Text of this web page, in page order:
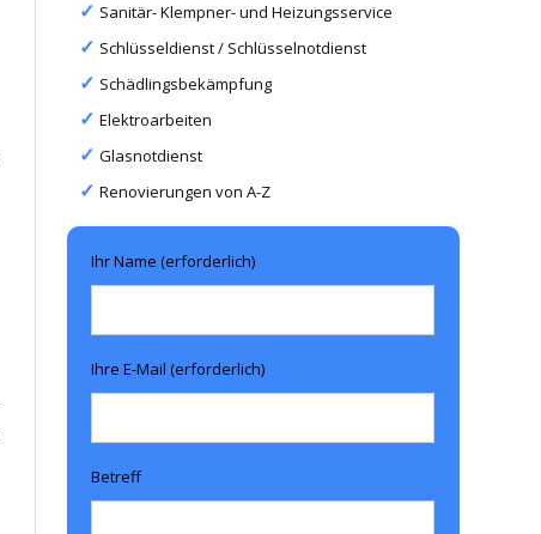
Sanitär- Klempner- und Heizungsservice
Schlüsseldienst / Schlüsselnotdienst
Schädlingsbekämpfung
Elektroarbeiten
Glasnotdienst
Renovierungen von A-Z
Ihr Name (erforderlich)
Ihre E-Mail (erforderlich)
Betreff